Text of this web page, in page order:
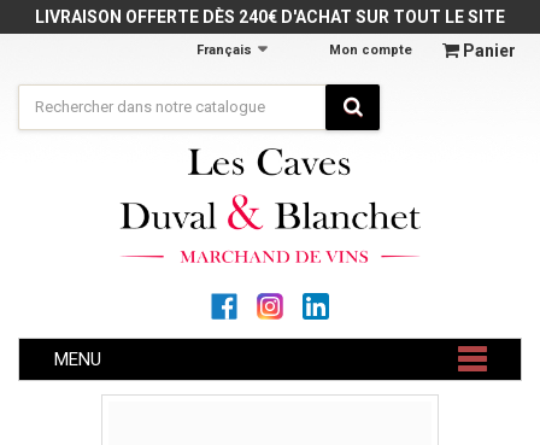
LIVRAISON OFFERTE DÈS 240€ D'ACHAT SUR TOUT LE SITE
Panier
Mon compte
Français
MENU
Panneau de gestion des cookies